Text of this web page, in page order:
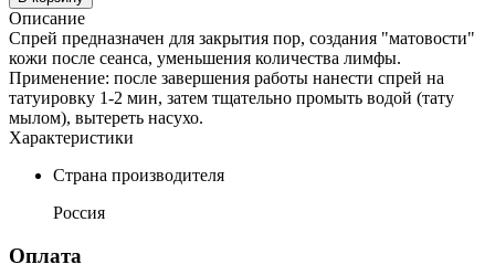
Описание
Спрей предназначен для закрытия пор, создания "матовости"
кожи после сеанса, уменьшения количества лимфы.
Применение: после завершения работы нанести спрей на
татуировку 1-2 мин, затем тщательно промыть водой (тату
мылом), вытереть насухо.
Характеристики
Страна производителя
Россия
Оплата